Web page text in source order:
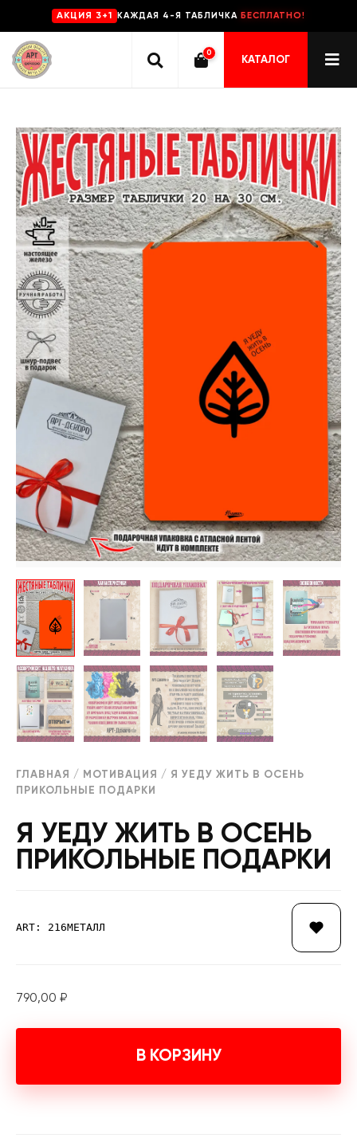
AKЦИЯ 3+1 КАЖДАЯ 4-Я ТАБЛИЧКА БЕСПЛАТНО!
0
КАТАЛОГ
ГЛАВНАЯ / МОТИВАЦИЯ / Я УЕДУ ЖИТЬ В ОСЕНЬ
ПРИКОЛЬНЫЕ ПОДАРКИ
Я УЕДУ ЖИТЬ В ОСЕНЬ
ПРИКОЛЬНЫЕ ПОДАРКИ
ART: 216МЕТАЛЛ
790,00 ₽
В КОРЗИНУ